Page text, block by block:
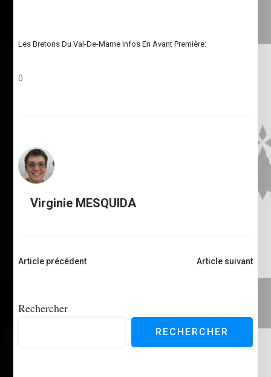
Les Bretons Du Val-De-Marne Infos En Avant Première:
0
Virginie MESQUIDA
Navigation
Article précédent Article suivant
Rechercher
RECHERCHER